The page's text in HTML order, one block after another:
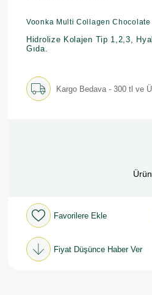
Voonka Multi Collagen Chocolate
Hidrolize Kolajen Tip 1,2,3,
Gıda.
Kargo Bedava - 300 tl ve
Favorilere Ekle
Fiyat Düşünce Haber Ver